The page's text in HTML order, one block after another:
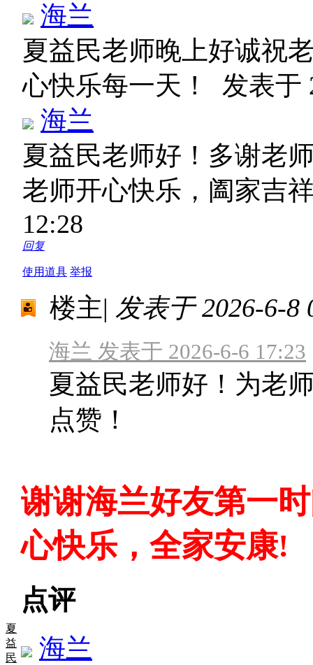
海兰
夏益民老师晚上好诚祝
心快乐每一天！ 发表于
海兰
夏益民老师好！多谢老
老师开心快乐，阖家吉
12:28
回复
使用道具 举报
夏
益
民
楼主| 发表于 2026-6-8
海兰 发表于 2026-6-6 17:23
夏益民老师好！为老
点赞！
谢谢海兰好友第一
心快乐，全家安康!
点评
海兰